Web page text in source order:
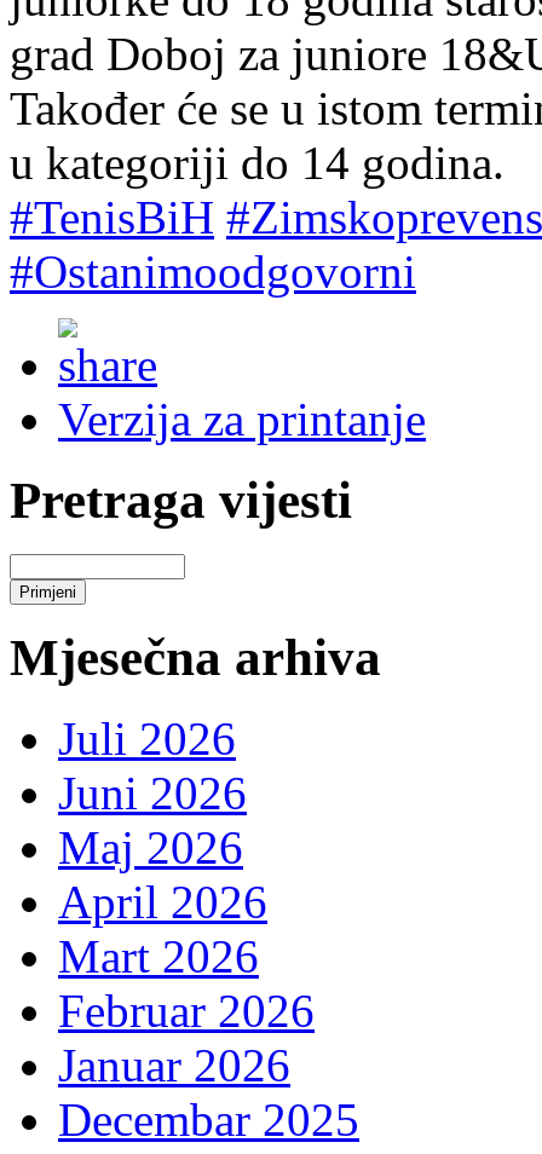
grad Doboj za juniore
Također će se u istom
u kategoriji do 14 godina.
#TenisBiH
#Ostanimoodgovorni
Verzija za printanje
Pretraga vijesti
Mjesečna arhiva
Juli 2026
Juni 2026
Maj 2026
April 2026
Mart 2026
Februar 2026
Januar 2026
Decembar 2025